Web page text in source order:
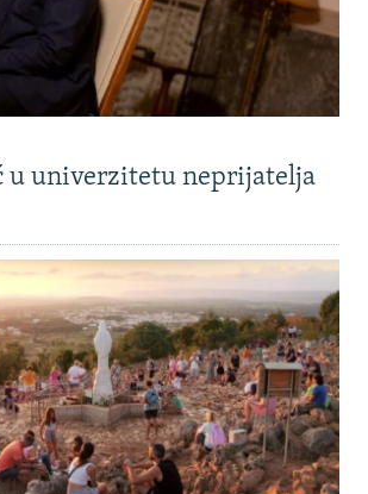
u univerzitetu neprijatelja